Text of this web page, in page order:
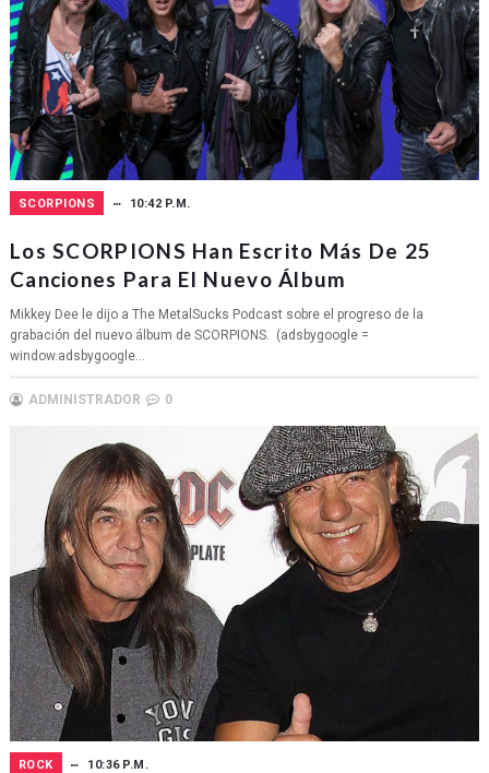
SCORPIONS 10:42 P.M.
Los SCORPIONS Han Escrito Más De 25
Canciones Para El Nuevo Álbum
Mikkey Dee le dijo a The MetalSucks Podcast sobre el progreso de la
grabación del nuevo álbum de SCORPIONS. (adsbygoogle =
window.adsbygoogle...
ADMINISTRADOR 0
ROCK 10:36 P.M.